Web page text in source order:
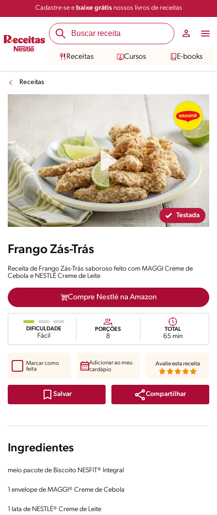
Cadastre-se e baixe grátisnossos livros de receitas
Receitas Cursos E-books
Receitas
Salvar Compartilhar
Testada
Frango Zás-Trás
Receita de Frango Zás-Trás saboroso feito com MAGGI Creme de
Cebola e NESTLÉ Creme de Leite
Compre Nestlé na Amazon
DIFICULDADE
Fácil
PORÇÕES
8
TOTAL
65 min
Salvar Compartilhar
Marcar como
feita
Adicionar ao meu
cardápio
Avalie esta receita
Ingredientes
meio pacote de Biscoito NESFIT® Integral
1 envelope de MAGGI® Creme de Cebola
1 lata de NESTLÉ® Creme de Leite